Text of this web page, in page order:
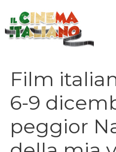
contenuto
Film
6-9
peggior